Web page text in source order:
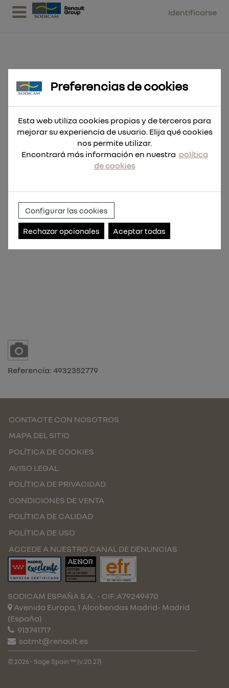
Identificarse
Broca SDS-Max MX4 4 filos 28x570
Referencia: 4932352779
CONTACTE CON NOSOTROS
MAPA DEL SITIO
POLÍTICA DE COOKIES
AVISO LEGAL
POLÍTICA DE PRIVACIDAD
CONDICIONES DE VENTA
POLÍTICA DE CALIDAD
POLÍTICA DE USO
ACCEDE A NUESTRO CANAL DE DENUNCIAS
SODICAM ESPAÑA S.A. - CIF:A79249470
Avenida Europa, 1 Alcobendas Madrid- Madrid
(España)
913741717
satmt@renault.es
© 2026 - Sage Spain ™ (v.20.27)
Preferencias de cookies
Esta web utiliza cookies propias y de terceros para
mejorar su experiencia de usuario. Elija qué cookies
nos permite utilizar.
Encontrará más información en nuestra política
de cookies
Configurar las cookies
Rechazar opcionales Aceptar todas